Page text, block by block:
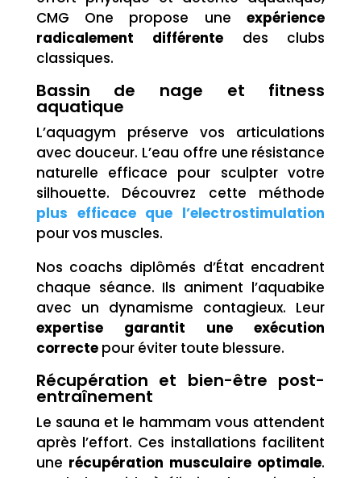
CMG One propose uneexpérience
radicalement différente des clubs
classiques.
Bassin de nage et fitness
aquatique
L’aquagym préserve vos articulations
avec douceur. L’eau offre une résistance
naturelle efficace pour sculpter votre
silhouette. Découvrez cette méthode
plus efficace que l’electrostimulation
pour vos muscles.
Nos coachs diplômés d’État encadrent
chaque séance. Ils animent l’aquabike
avec un dynamisme contagieux. Leur
expertise garantit une exécution
correctepour éviter toute blessure.
Récupération et bien-être post-
entraînement
Le sauna et le hammam vous attendent
après l’effort. Ces installations facilitent
une récupération musculaire optimale.